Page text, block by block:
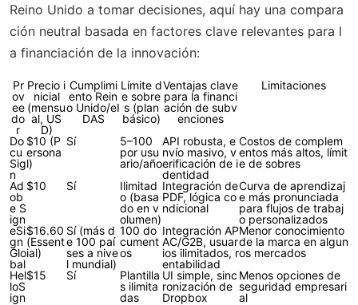
Reino Unido a tomar decisiones, aquí hay una compara
ción neutral basada en factores clave relevantes para l
a financiación de la innovación:
Pr
ov
ee
do
r
Precio i
nicial
(mensu
al, US
D)
Cumplimi
ento Rein
o Unido/eI
DAS
Límite d
e sobre
s (plan
básico)
Ventajas clave
para la financi
ación de subv
enciones
Limitaciones
Do
cu
Sig
n
$10 (P
ersona
l)
Sí
5–100
por usu
ario/año
API robusta, e
nvío masivo, v
erificación de i
dentidad
Costos de complem
entos más altos, límit
e de sobres
Ad
ob
e S
ign
$10 Sí
Ilimitad
o (basa
do en v
olumen)
Integración de
PDF, lógica co
ndicional
Curva de aprendizaj
e más pronunciada
para flujos de trabaj
o personalizados
eSi
gn
Glo
bal
$16.60
(Essent
ial)
Sí (más d
e 100 paí
ses a nive
l mundial)
100 do
cument
os
Integración AP
AC/G2B, usuar
ios ilimitados, r
entabilidad
Menor conocimiento
de la marca en algun
os mercados
Hel
loS
ign
$15 Sí
Plantilla
s ilimita
das
UI simple, sinc
ronización de
Dropbox
Menos opciones de
seguridad empresari
al